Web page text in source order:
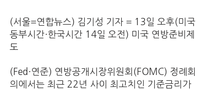
(서울=연합뉴스) 김기성 기자 = 13일 오후(미국
동부시간·한국시간 14일 오전) 미국 연방준비제
도
(Fed·연준) 연방공개시장위원회(FOMC) 정례회
의에서는 최근 22년 사이 최고치인 기준금리가